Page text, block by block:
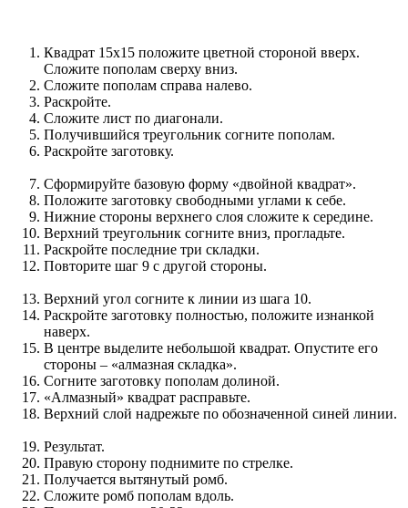
Квадрат 15х15 положите цветной стороной вверх.
Сложите пополам сверху вниз.
Сложите пополам справа налево.
Раскройте.
Сложите лист по диагонали.
Получившийся треугольник согните пополам.
Раскройте заготовку.
Сформируйте базовую форму «двойной квадрат».
Положите заготовку свободными углами к себе.
Нижние стороны верхнего слоя сложите к середине.
Верхний треугольник согните вниз, прогладьте.
Раскройте последние три складки.
Повторите шаг 9 с другой стороны.
Верхний угол согните к линии из шага 10.
Раскройте заготовку полностью, положите изнанкой
наверх.
В центре выделите небольшой квадрат. Опустите его
стороны – «алмазная складка».
Согните заготовку пополам долиной.
«Алмазный» квадрат расправьте.
Верхний слой надрежьте по обозначенной синей линии.
Результат.
Правую сторону поднимите по стрелке.
Получается вытянутый ромб.
Сложите ромб пополам вдоль.